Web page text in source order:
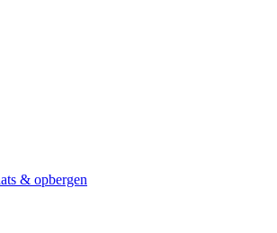
& opbergen